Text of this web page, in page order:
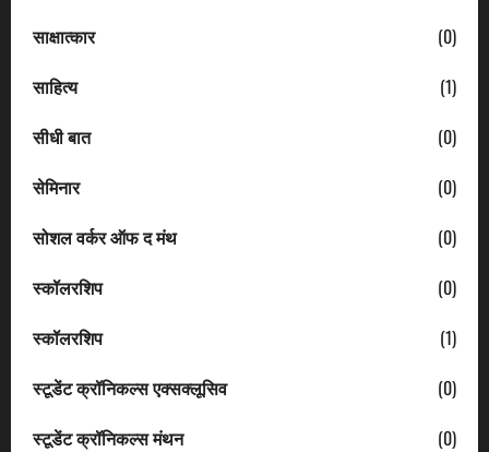
साक्षात्कार
(0)
साहित्य
(1)
सीधी बात
(0)
सेमिनार
(0)
सोशल वर्कर ऑफ द मंथ
(0)
स्कॉलरशिप
(0)
स्कॉलरशिप
(1)
स्टूडेंट क्रॉनिकल्स एक्सक्लूसिव
(0)
स्टूडेंट क्रॉनिकल्स मंथन
(0)